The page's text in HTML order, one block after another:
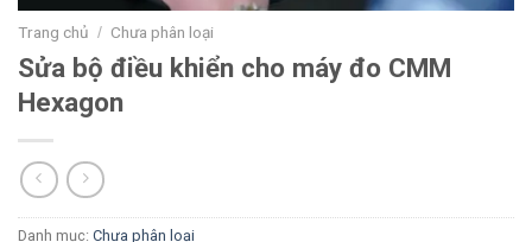
Trang chủ / Chưa phân loại
Sửa bộ điều khiển cho máy đo CMM
Hexagon
Danh mục: Chưa phân loại